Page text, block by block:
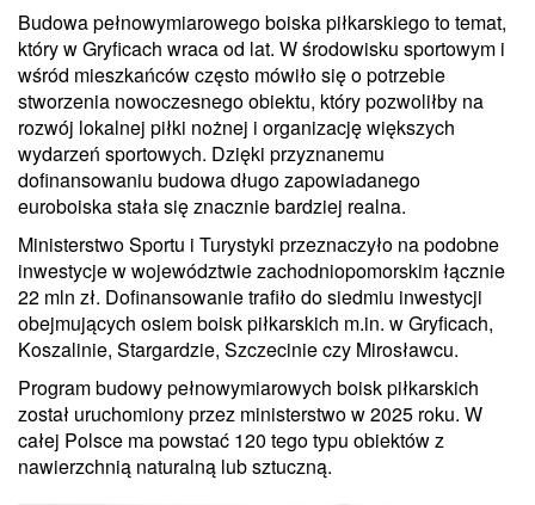
Budowa pełnowymiarowego boiska piłkarskiego to temat,
który w Gryficach wraca od lat. W środowisku sportowym i
wśród mieszkańców często mówiło się o potrzebie
stworzenia nowoczesnego obiektu, który pozwoliłby na
rozwój lokalnej piłki nożnej i organizację większych
wydarzeń sportowych. Dzięki przyznanemu
dofinansowaniu budowa długo zapowiadanego
euroboiska stała się znacznie bardziej realna.
Ministerstwo Sportu i Turystyki przeznaczyło na podobne
inwestycje w województwie zachodniopomorskim łącznie
22 mln zł. Dofinansowanie trafiło do siedmiu inwestycji
obejmujących osiem boisk piłkarskich m.in. w Gryficach,
Koszalinie, Stargardzie, Szczecinie czy Mirosławcu.
Program budowy pełnowymiarowych boisk piłkarskich
został uruchomiony przez ministerstwo w 2025 roku. W
całej Polsce ma powstać 120 tego typu obiektów z
nawierzchnią naturalną lub sztuczną.